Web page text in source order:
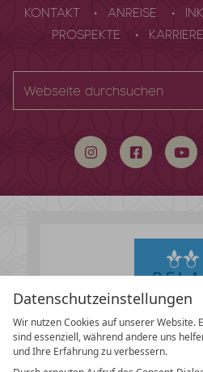
Datenschutzeinstellungen
Wir nutzen Cookies auf unserer Website.
sind essenziell, während andere uns
und Ihre Erfahrung zu verbessern.
KONTAKT ANREISE
PROSPEKTE
KARRIERE
durchsuchen